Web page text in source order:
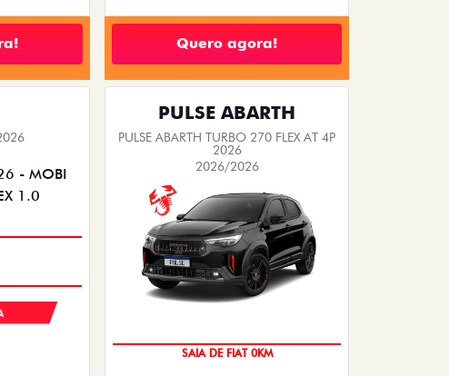
Quero agora!
PULSE ABARTH
PULSE ABARTH TURBO 270 FLEX AT 4P
2026
2026/2026